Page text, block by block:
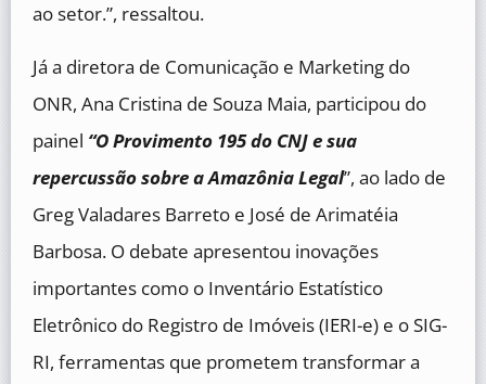
ao setor.”, ressaltou.
Já a diretora de Comunicação e Marketing do
ONR, Ana Cristina de Souza Maia, participou do
painel “O Provimento 195 do CNJ e sua
repercussão sobre a Amazônia Legal”, ao lado de
Greg Valadares Barreto e José de Arimatéia
Barbosa. O debate apresentou inovações
importantes como o Inventário Estatístico
Eletrônico do Registro de Imóveis (IERI-e) e o SIG-
RI, ferramentas que prometem transformar a